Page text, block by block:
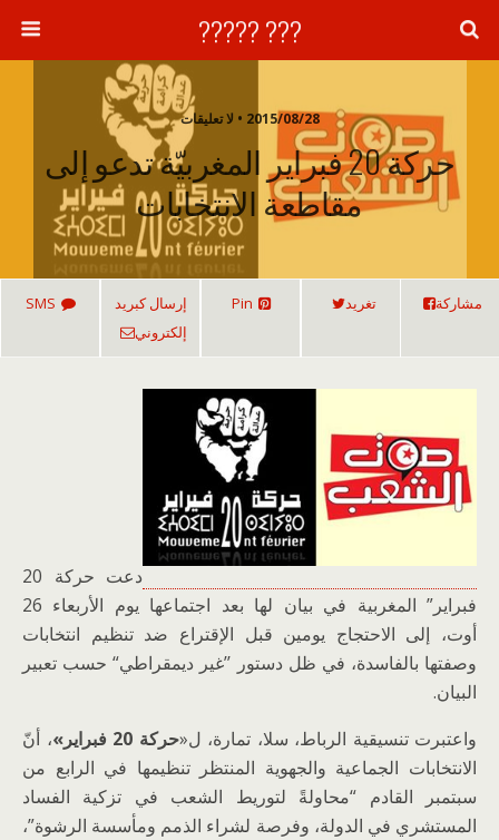
??? ?????
2015/08/28 • لا تعليقات
حركة 20 فبراير المغربيّة تدعو إلى
مقاطعة الانتخابات
مشاركة تغريد Pin
إرسال كبريد
إلكتروني
SMS
دعت حركة 20
فبراير” المغربية في بيان لها بعد اجتماعها يوم الأربعاء 26
أوت، إلى الاحتجاج يومين قبل الإقتراع ضد تنظيم انتخابات
وصفتها بالفاسدة، في ظل دستور ’’غير ديمقراطي“ حسب تعبير
البيان.
واعتبرت تنسيقية الرباط، سلا، تمارة، ل«حركة 20 فبراير»
، أنّ
الانتخابات الجماعية والجهوية المنتظر تنظيمها في الرابع من
سبتمبر القادم “محاولةً لتوريط الشعب في تزكية الفساد
المستشري في الدولة، وفرصة لشراء الذمم ومأسسة الرشوة”،